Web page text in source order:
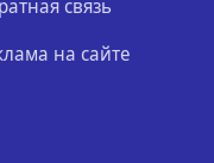
связь
на сайте